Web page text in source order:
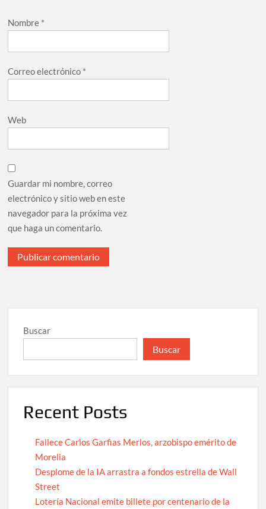
Nombre *
Correo electrónico *
Web
Guardar mi nombre, correo
electrónico y sitio web en este
navegador para la próxima vez
que haga un comentario.
Buscar
Buscar
Recent Posts
Fallece Carlos Garfias Merlos, arzobispo emérito de
Morelia
Desplome de la IA arrastra a fondos estrella de Wall
Street
Lotería Nacional emite billete por centenario de la